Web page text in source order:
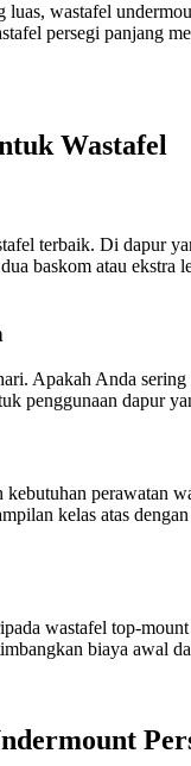
wastafel
persegi panjang
Wastafel
terbaik. Di dapur
baskom atau
Apakah Anda
penggunaan dapur
perawatan
kelas atas
wastafel top-
biaya awal